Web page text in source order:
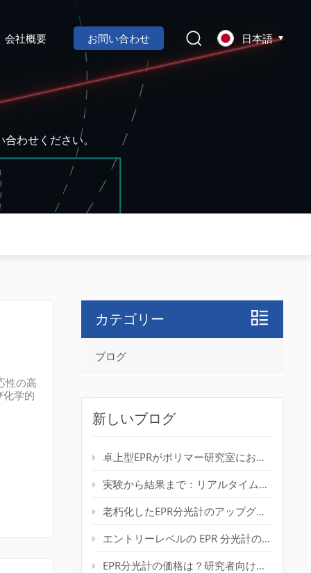
会社概要 お問い合わせ 日本語
わせください。
性の高
学的
ネル
カテゴリー
ブログ
新しいブログ
卓上型EPRがポリマー研究室におけるラジカル検出をどのように改善するか
実験から結果まで：リアルタイムスピン分析のためのデスクトップEPR
老朽化したEPR分光計のアップグレード：新しい磁石なしでシステム寿命を延ばす
エントリーレベルの EPR 分光計の実際の価格はいくらですか?
EPR分光計の価格は？研究者向け完全価格ガイド